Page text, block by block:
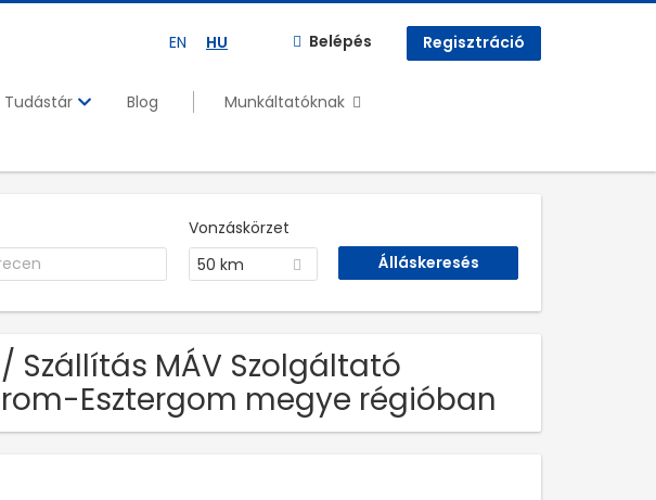
EN HU Belépés Regisztráció
Tudástár Blog
Munkáltatóknak
Vonzáskörzet
50 km
Szállítás MÁV Szolgáltató
Esztergom megye régióban